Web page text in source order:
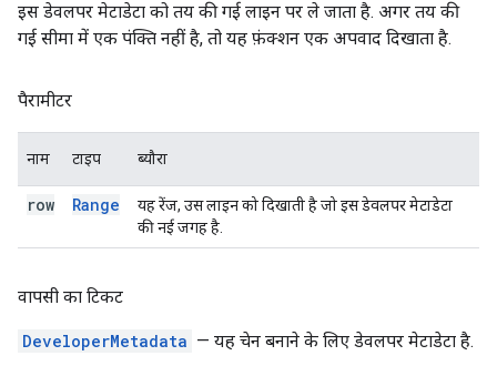
इस डेवलपर मेटाडेटा को तय की गई लाइन पर ले जाता है. अगर तय की
गई सीमा में एक पंक्ति नहीं है, तो यह फ़ंक्शन एक अपवाद दिखाता है.
पैरामीटर
नाम टाइप ब्यौरा
row Range
यह रेंज, उस लाइन को दिखाती है जो इस डेवलपर मेटाडेटा
की नई जगह है.
वापसी का टिकट
DeveloperMetadata — यह चेन बनाने के लिए डेवलपर मेटाडेटा है.